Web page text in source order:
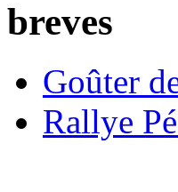
breves
Goûter
Rallye